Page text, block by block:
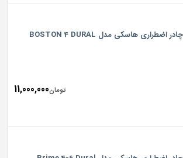
چادر اضطراری هاسکی مدل BOSTON 4 DURAL
تومان11,000,000